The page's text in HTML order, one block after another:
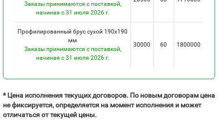
Заказы принимаются с поставкой,
начиная с 31 июля 2026 г.
Профилированный брус сухой 190х190
мм
Заказы принимаются с поставкой,
начиная с 31 июля 2026 г.
30000 60 1800000
* Цена исполнения текущих договоров. По новым договорам цена
не фиксируется, определяется на момент исполнения и может
отличаться от текущей цены.